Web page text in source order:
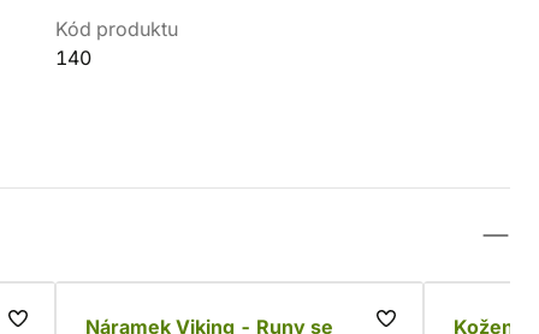
Kód produktu
140
Náramek Viking - Runy se
Kožený